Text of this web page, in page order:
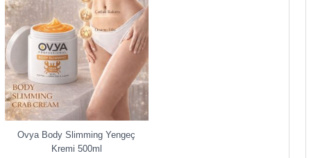
Ovya Body Slimming Yengeç
Kremi 500ml